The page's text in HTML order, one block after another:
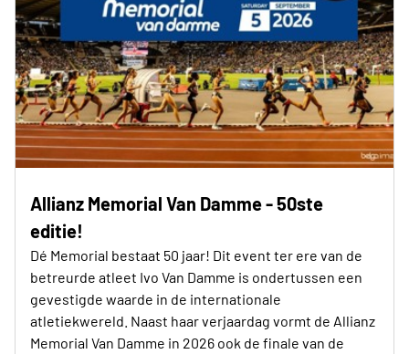
Allianz Memorial Van Damme - 50ste
editie!
Dé Memorial bestaat 50 jaar! Dit event ter ere van de
betreurde atleet Ivo Van Damme is ondertussen een
gevestigde waarde in de internationale
atletiekwereld. Naast haar verjaardag vormt de Allianz
Memorial Van Damme in 2026 ook de finale van de